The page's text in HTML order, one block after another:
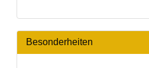
Besonderheiten